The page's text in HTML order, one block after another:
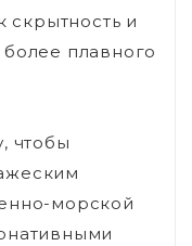
скрытность и
плавного
чтобы
морской